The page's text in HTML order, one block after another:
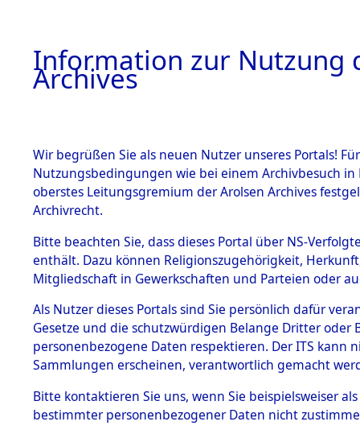
BESTÄNDE
1.
mente
5. Verschiedenes
5.3
Todesmärsche
5.3.1 Alliierte
Erhebungen
zu
Todesmärsch
Information zur Nutzung
Archives
Wir begrüßen Sie als neuen Nutzer unseres Portals!
Nutzungsbedingungen wie bei einem Archivbesuch
oberstes Leitungsgremium der Arolsen Archives
Archivrecht.
Bitte beachten Sie, dass dieses Portal über NS-
enthält. Dazu können Religionszugehörigkeit,
Mitgliedschaft in Gewerkschaften und Parteien oder
Als Nutzer dieses Portals sind Sie persönlich dafür
Gesetze und die schutzwürdigen Belange Dritter
personenbezogene Daten respektieren. Der ITS
Sammlungen erscheinen, verantwortlich gemacht
Bitte kontaktieren Sie uns, wenn Sie beispielsweiser
bestimmter personenbezogener Daten nicht